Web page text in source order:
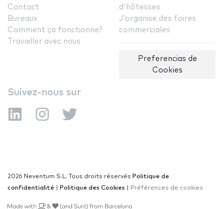
Contact
Bureaux
Comment ça fonctionne?
Travailler avec nous
d'hôtesses
J'organise des foires
commerciales
Preferencias de
Cookies
Suivez-nous sur
2026 Neventum S.L. Tous droits réservés Politique de
confidentialité
Politique des Cookies Préférences de cookies